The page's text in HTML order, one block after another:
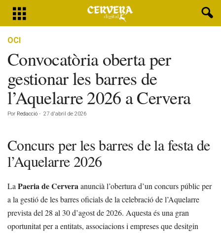
OCI
Convocatòria oberta per
gestionar les barres de
l’Aquelarre 2026 a Cervera
Por Redacció - 27 d'abril de 2026
Concurs per les barres de la festa de
l’Aquelarre 2026
La Paeria de Cerveraanuncià l’obertura d’un concurs públic per
a la gestió de les barres oficials de la celebració de l’Aquelarre
prevista del 28 al 30 d’agost de 2026. Aquesta és una gran
oportunitat per a entitats, associacions i empreses que desitgin